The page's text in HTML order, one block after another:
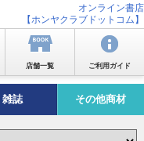
オンライン書店
【ホンヤクラブドットコム】
店舗一覧 ご利用ガイド
雑誌 その他商材